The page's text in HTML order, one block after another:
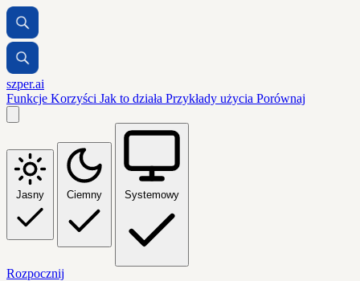
szper.ai
Funkcje Korzyści Jak to działa Przykłady użycia Porównaj
Jasny Ciemny Systemowy
Rozpocznij